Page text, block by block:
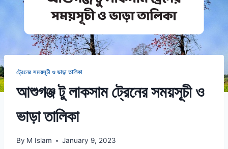
ট্রেনের সময়সূচী ও ভাড়া তালিকা
আশুগঞ্জ টু লাকসাম ট্রেনের সময়সূচী ও
ভাড়া তালিকা
By M Islam January 9, 2023